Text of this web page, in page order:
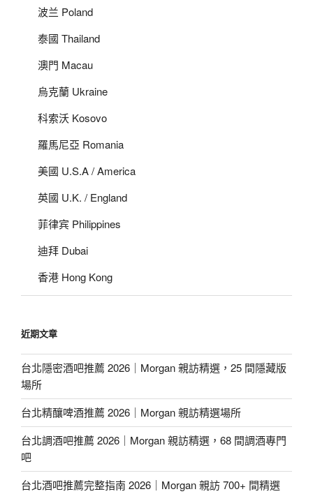
波兰 Poland
泰國 Thailand
澳門 Macau
烏克蘭 Ukraine
科索沃 Kosovo
羅馬尼亞 Romania
美國 U.S.A / America
英國 U.K. / England
菲律宾 Philippines
迪拜 Dubai
香港 Hong Kong
近期文章
台北隱密酒吧推薦 2026｜Morgan 親訪精選，25 間隱藏版
場所
台北精釀啤酒推薦 2026｜Morgan 親訪精選場所
台北調酒吧推薦 2026｜Morgan 親訪精選，68 間調酒專門
吧
台北酒吧推薦完整指南 2026｜Morgan 親訪 700+ 間精選